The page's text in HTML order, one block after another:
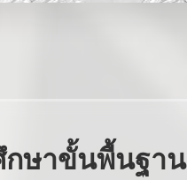
กษาขั้นพื้นฐาน